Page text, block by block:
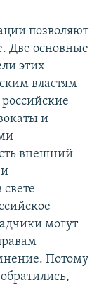
позволяют
Две основные
этих
властям
и
внешний
могут
Потому
–